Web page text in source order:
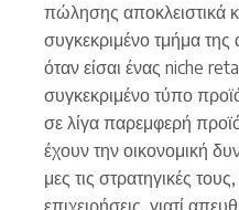
πώλησης αποκλειστικά
συγκεκριμένο τμήμα
όταν είσαι ένας niche
συγκεκριμένο τύπο
σε λίγα παρεμφερή
έχουν την οικονομική
μες τις στρατηγικές